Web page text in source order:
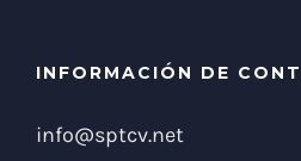
INFORMACIÓN DE
info@sptcv.net